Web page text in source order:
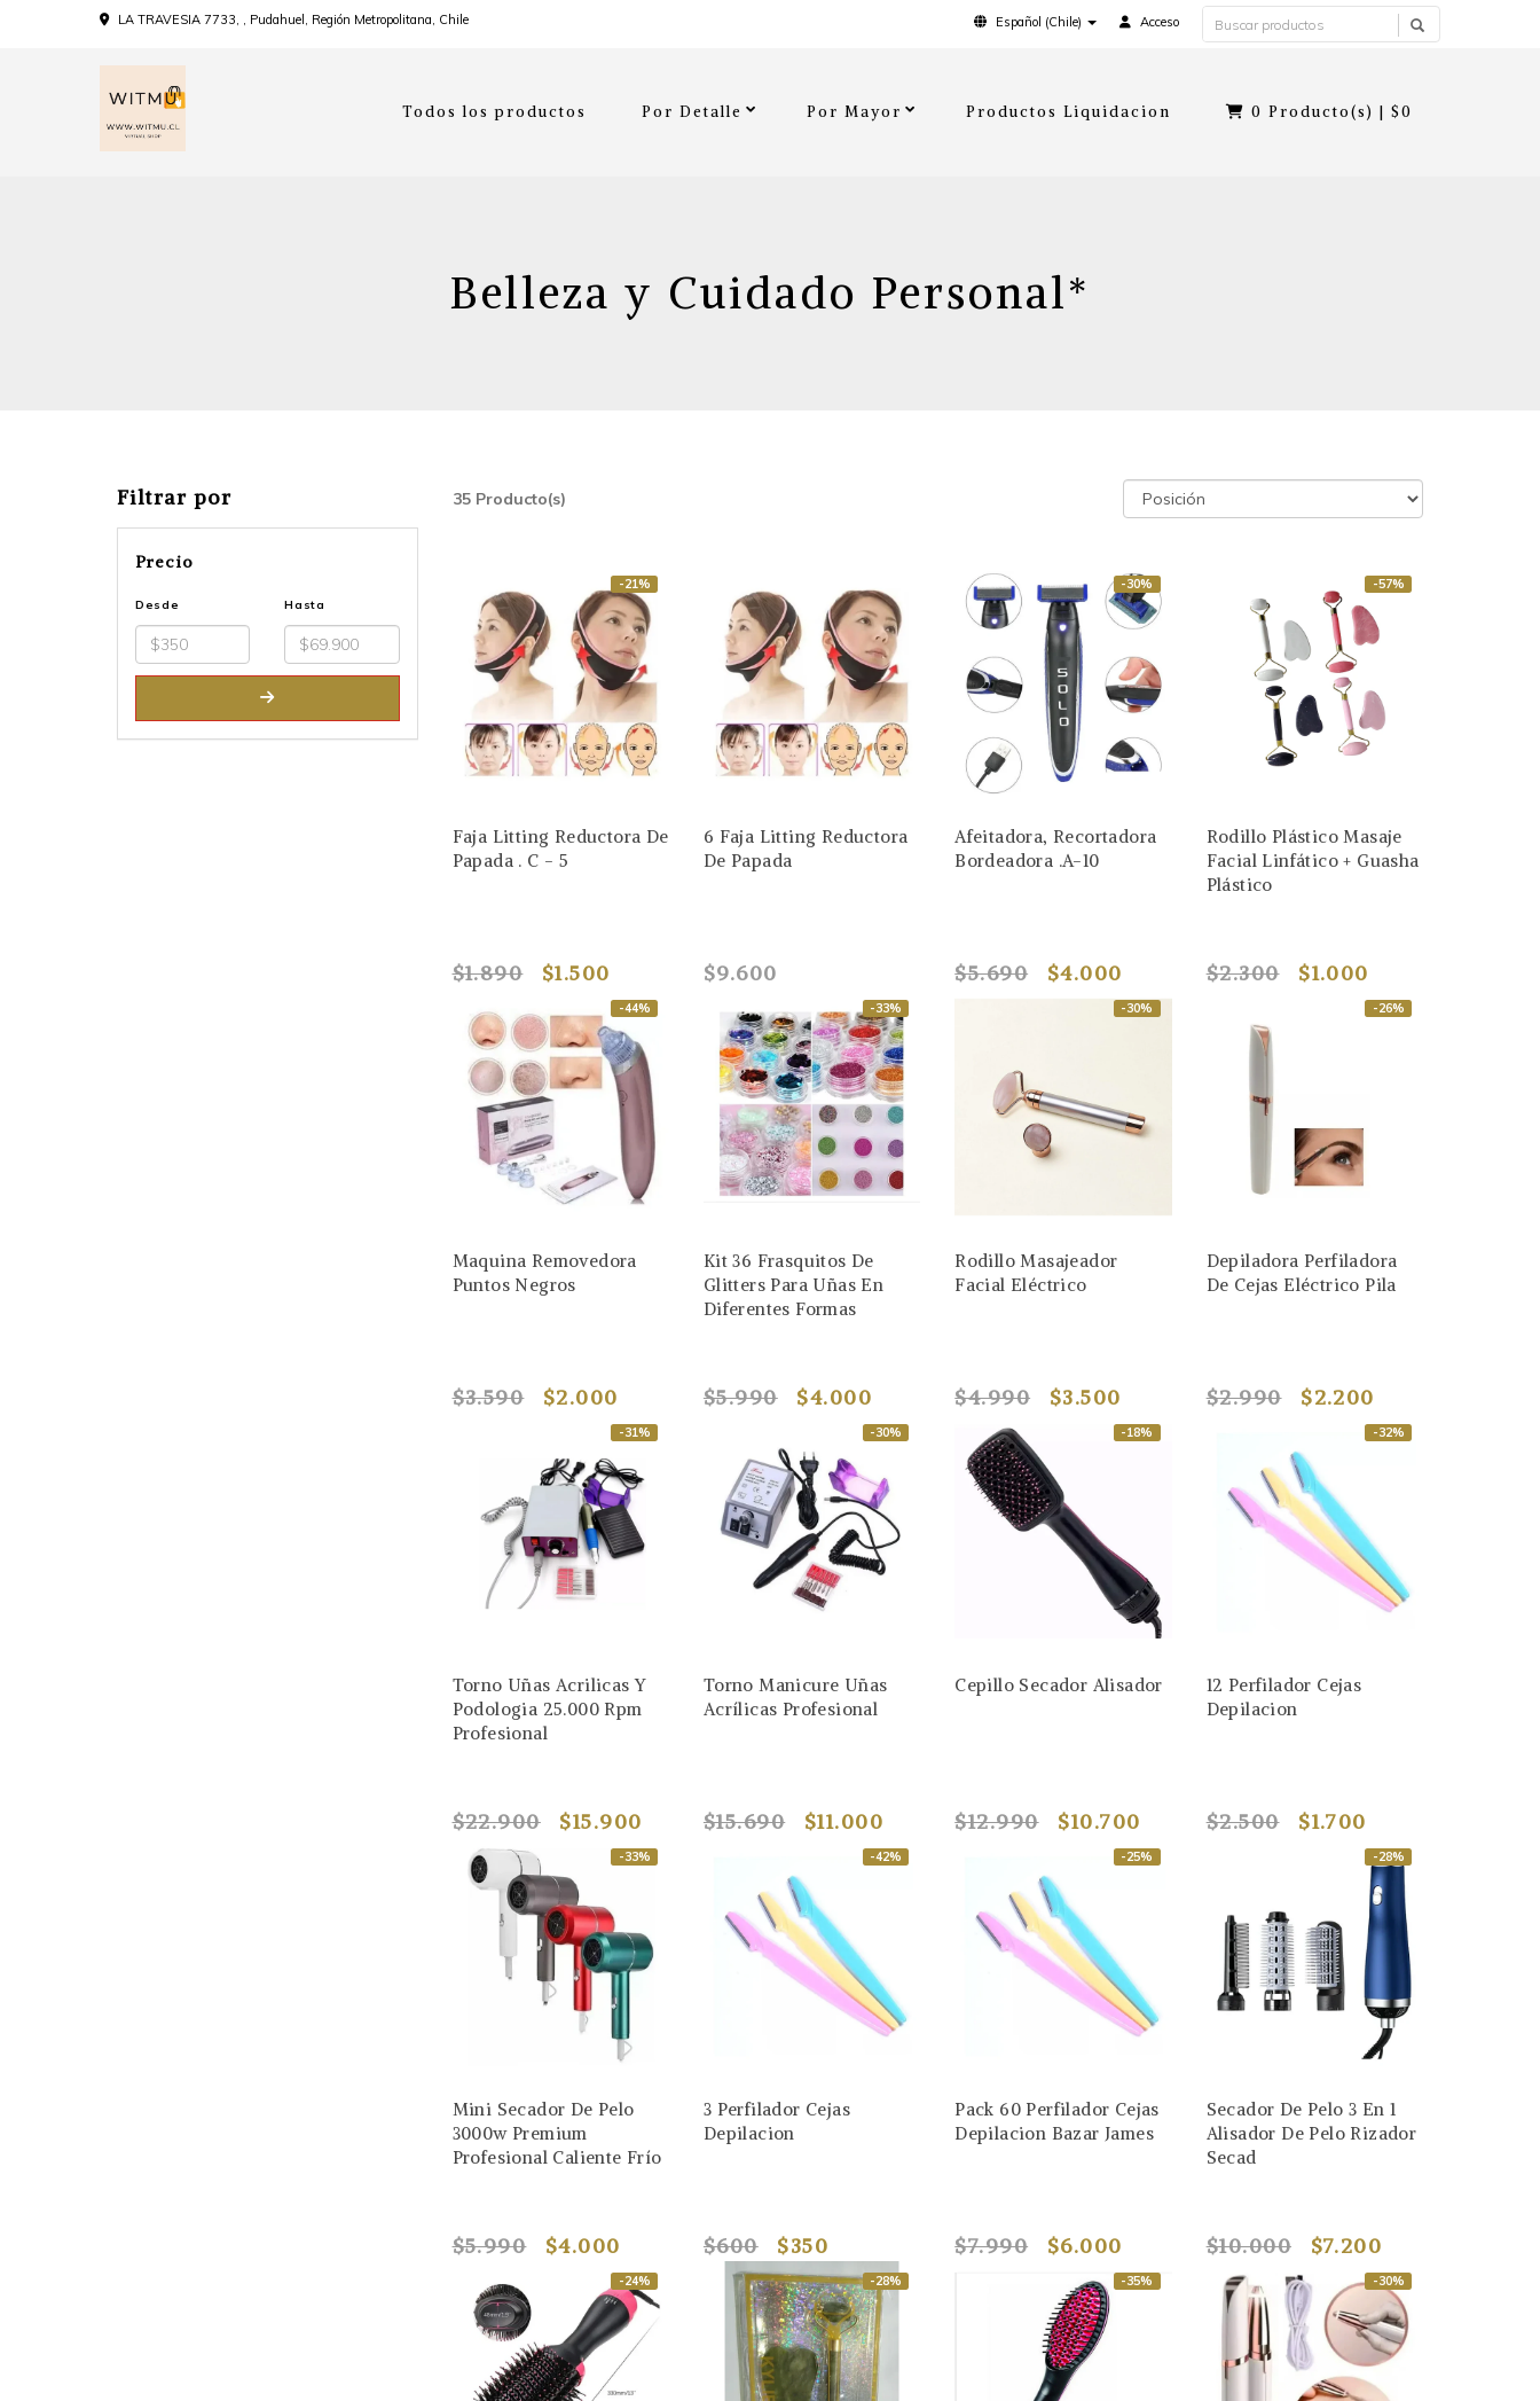
LA TRAVESIA 7733, , Pudahuel, Región Metropolitana, Chile Español (Chile) Acceso
Todos los productos Por Detalle Por Mayor Productos Liquidacion 0 Producto(s) |$0
Belleza y Cuidado Personal*
Filtrar por
Precio
Desde Hasta
35 Producto(s)
-21%
Faja Litting Reductora De
Papada . C - 5
$1.890 $1.500
6 Faja Litting Reductora
De Papada
$9.600
-30%
Afeitadora, Recortadora
Bordeadora .A-10
$5.690 $4.000
-57%
Rodillo Plástico Masaje
Facial Linfático + Guasha
Plástico
$2.300 $1.000
-44%
Maquina Removedora
Puntos Negros
$3.590 $2.000
-33%
Kit 36 Frasquitos De
Glitters Para Uñas En
Diferentes Formas
$5.990 $4.000
-30%
Rodillo Masajeador
Facial Eléctrico
$4.990 $3.500
-26%
Depiladora Perfiladora
De Cejas Eléctrico Pila
$2.990 $2.200
-31%
Torno Uñas Acrilicas Y
Podologia 25.000 Rpm
Profesional
$22.900 $15.900
-30%
Torno Manicure Uñas
Acrílicas Profesional
$15.690 $11.000
-18%
Cepillo Secador Alisador
$12.990 $10.700
-32%
12 Perfilador Cejas
Depilacion
$2.500 $1.700
-33%
Mini Secador De Pelo
3000w Premium
Profesional Caliente Frío
$5.990 $4.000
-42%
3 Perfilador Cejas
Depilacion
$600 $350
-25%
Pack 60 Perfilador Cejas
Depilacion Bazar James
$7.990 $6.000
-28%
Secador De Pelo 3 En 1
Alisador De Pelo Rizador
Secad
$10.000 $7.200
-24% -28% -35% -30%